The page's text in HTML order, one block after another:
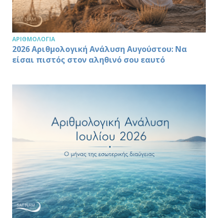
ΑΡΙΘΜΟΛΟΓΊΑ
2026 Αριθμολογική Ανάλυση Αυγούστου: Να
είσαι πιστός στον αληθινό σου εαυτό